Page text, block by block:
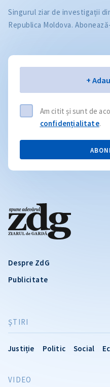
Despre ZdG
Publicitate
ŞTIRI
Justiție Politic Social
VIDEO
Singurul ziar de investigații
Republica Moldova.
+
Am citit și sunt de
confidențialitate.